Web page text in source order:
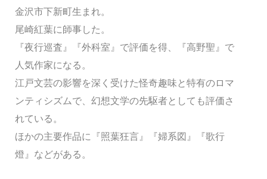
金沢市下新町生まれ。
尾崎紅葉に師事した。
『夜行巡査』『外科室』で評価を得、『高野聖』で
人気作家になる。
江戸文芸の影響を深く受けた怪奇趣味と特有のロマ
ンティシズムで、幻想文学の先駆者としても評価さ
れている。
ほかの主要作品に『照葉狂言』『婦系図』『歌行
燈』などがある。